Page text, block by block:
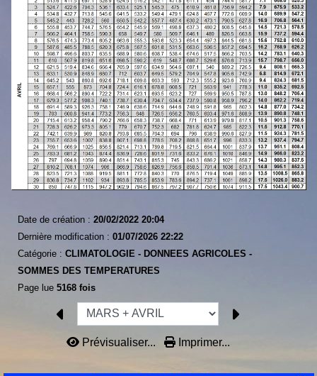
Date de création : 20/02/2022 20:04
Dernière modification : 01/07/2026 22:22
Catégorie : CLIMATOLOGIE - DONNEES AGRICOLES -
SOMMES DES TEMPERATURES
Page lue 5168 fois
Prévisualiser... Imprimer...